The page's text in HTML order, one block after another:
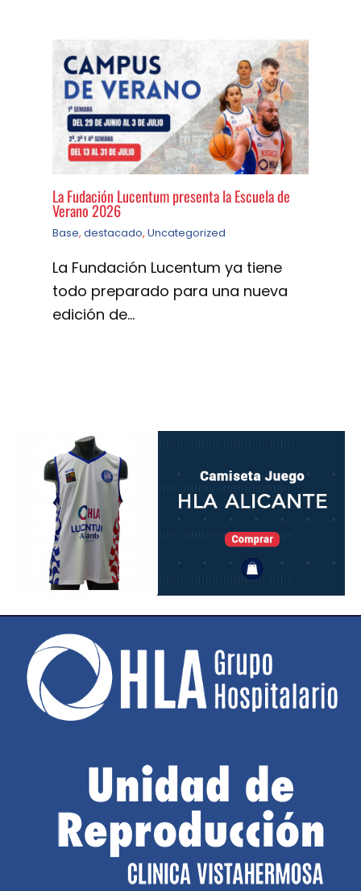
La Fudación Lucentum presenta la Escuela de
Verano 2026
Base, destacado, Uncategorized
La Fundación Lucentum ya tiene
todo preparado para una nueva
edición de…